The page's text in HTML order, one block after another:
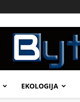
EKOLOGIJA